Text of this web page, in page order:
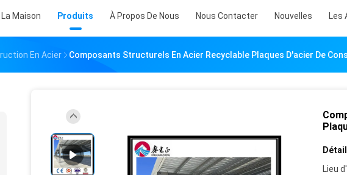
La Maison Produits À Propos De Nous Nous Contacter Nouvelles Les
En Acier Composants Structurels En Acier Recyclable Plaques D'acier De
Lieu